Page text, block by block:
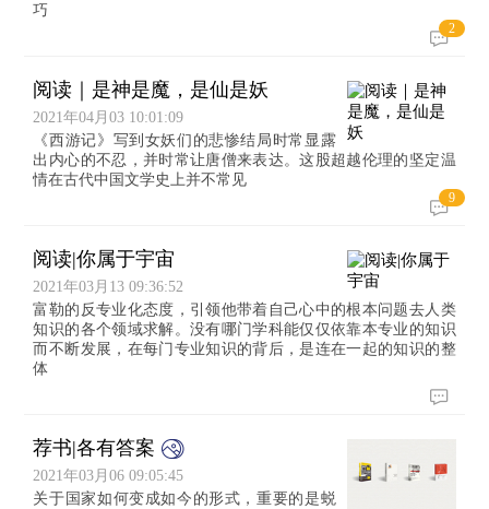
巧
2
阅读｜是神是魔，是仙是妖
2021年04月03 10:01:09
《西游记》写到女妖们的悲惨结局时常显露
出内心的不忍，并时常让唐僧来表达。这股超越伦理的坚定温
情在古代中国文学史上并不常见
9
阅读|你属于宇宙
2021年03月13 09:36:52
富勒的反专业化态度，引领他带着自己心中的根本问题去人类
知识的各个领域求解。没有哪门学科能仅仅依靠本专业的知识
而不断发展，在每门专业知识的背后，是连在一起的知识的整
体
荐书|各有答案
2021年03月06 09:05:45
关于国家如何变成如今的形式，重要的是蜕